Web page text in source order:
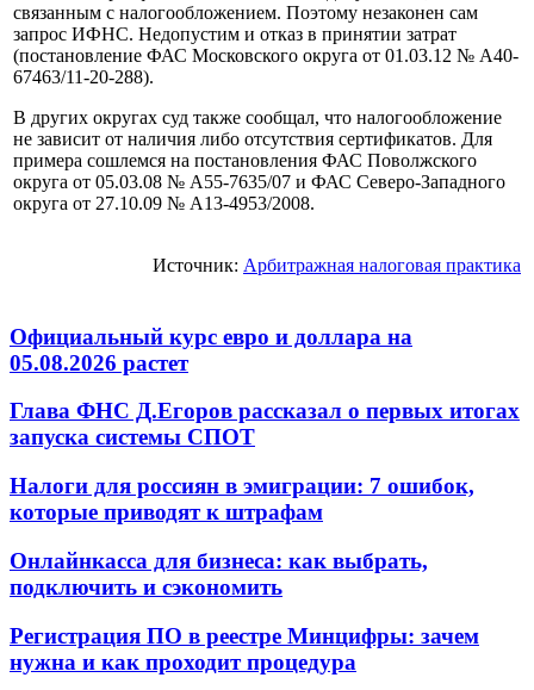
связанным с налогообложением. Поэтому незаконен сам
запрос ИФНС. Недопустим и отказ в принятии затрат
(постановление ФАС Московского округа от 01.03.12 № А40-
67463/11-20-288).
В других округах суд также сообщал, что налогообложение
не зависит от наличия либо отсутствия сертификатов. Для
примера сошлемся на постановления ФАС Поволжского
округа от 05.03.08 № А55-7635/07 и ФАС Северо-Западного
округа от 27.10.09 № А13-4953/2008.
Источник: Арбитражная налоговая практика
Официальный курс евро и доллара на
05.08.2026 растет
Глава ФНС Д.Егоров рассказал о первых итогах
запуска системы СПОТ
Налоги для россиян в эмиграции: 7 ошибок,
которые приводят к штрафам
Онлайнкасса для бизнеса: как выбрать,
подключить и сэкономить
Регистрация ПО в реестре Минцифры: зачем
нужна и как проходит процедура